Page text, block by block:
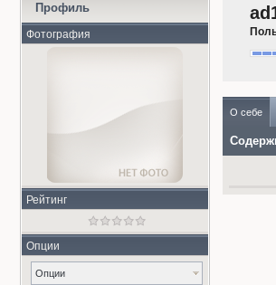
Профиль
Фотография
Рейтинг
Опции
Опции
О себе